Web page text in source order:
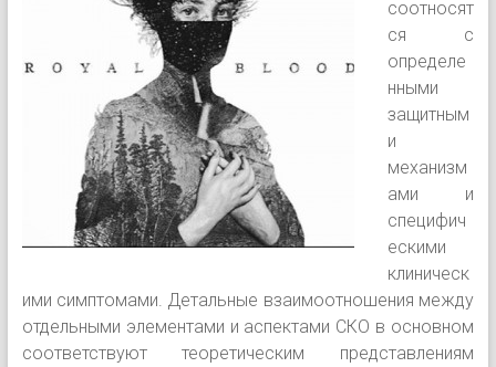
соотносят
ся с
определе
нными
защитным
и
механизм
ами и
специфич
ескими
клиническ
ими симптомами. Детальные взаимоотношения между
отдельными элементами и аспектами СКО в основном
соответствуют теоретическим представлениям